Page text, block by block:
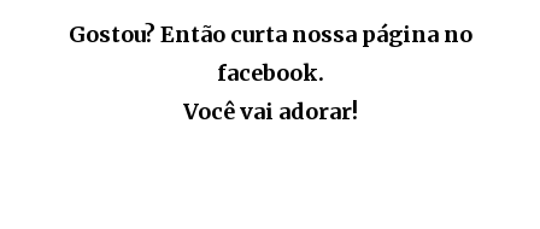
Gostou? Então curta nossa página no
facebook.
Você vai adorar!